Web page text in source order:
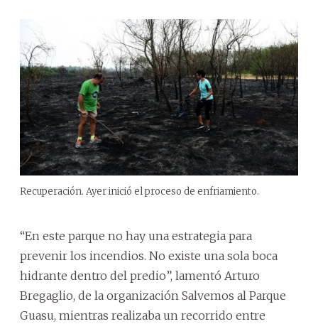
Recuperación. Ayer inició el proceso de enfriamiento.
“En este parque no hay una estrategia para
prevenir los incendios. No existe una sola boca
hidrante dentro del predio”, lamentó Arturo
Bregaglio, de la organización Salvemos al Parque
Guasu, mientras realizaba un recorrido entre